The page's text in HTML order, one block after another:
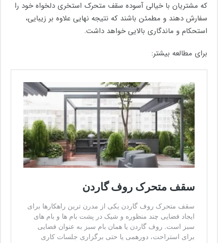
که مشتریان با خیالی آسوده سقف متحرک استخری دلخواه خود را
سفارش دهند و مطمئن باشند که نتیجه نهایی علاوه بر زیبایی،
استحکام و ماندگاری بالایی خواهد داشت.
برای مطالعه بیشتر: